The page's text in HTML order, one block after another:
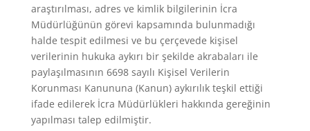
araştırılması, adres ve kimlik bilgilerinin İcra
Müdürlüğünün görevi kapsamında bulunmadığı
halde tespit edilmesi ve bu çerçevede kişisel
verilerinin hukuka aykırı bir şekilde akrabaları ile
paylaşılmasının 6698 sayılı Kişisel Verilerin
Korunması Kanununa (Kanun) aykırılık teşkil ettiği
ifade edilerek İcra Müdürlükleri hakkında gereğinin
yapılması talep edilmiştir.